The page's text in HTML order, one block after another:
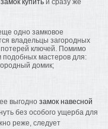
купить и сразу же
одно замковое
владельцы загородных
потерей ключей. Помимо
подобных мастеров для:
домик;
выгодно замок навесной
без особого ущерба для
реже, следует